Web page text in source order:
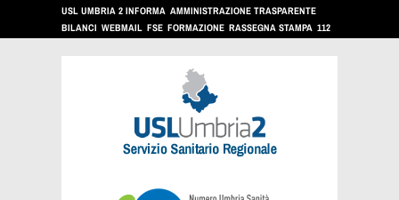
USL UMBRIA 2 INFORMA AMMINISTRAZIONE TRASPARENTE
BILANCI WEBMAIL FSE FORMAZIONE RASSEGNA STAMPA 112